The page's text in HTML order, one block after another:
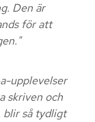
Den är
för att
upplevelser
skriven och
blir så tydligt